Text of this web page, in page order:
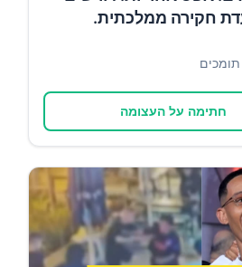
חקירה ממלכתית.
תומכים
חתימה על העצומה